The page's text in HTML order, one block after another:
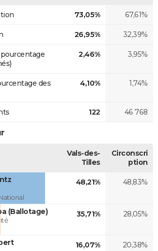
73,05% 67,61%
26,95% 32,39%
2,46% 3,95%
des
4,10% 1,74%
122 46 768
Vals-des-
Tilles
Circonscri
ption
48,21% 48,83%
(Ballotage) 35,71% 28,05%
16,07% 20,38%